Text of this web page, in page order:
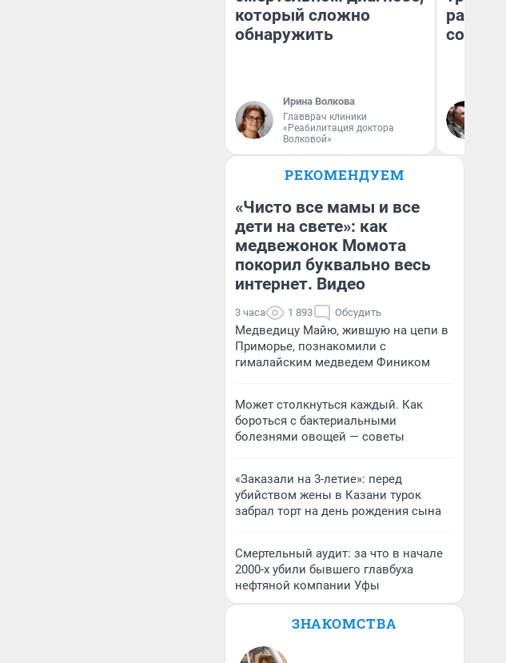
который сложно
обнаружить
Ирина Волкова
Главврач клиники
«Реабилитация доктора
Волковой»
РЕКОМЕНДУЕМ
«Чисто все мамы и все
дети на свете»: как
медвежонок Момота
покорил буквально весь
интернет. Видео
3 часа 1 893 Обсудить
Медведицу Майю, жившую на цепи в
Приморье, познакомили с
гималайским медведем Фиником
Может столкнуться каждый. Как
бороться с бактериальными
болезнями овощей — советы
«Заказали на 3-летие»: перед
убийством жены в Казани турок
забрал торт на день рождения сына
Смертельный аудит: за что в начале
2000-х убили бывшего главбуха
нефтяной компании Уфы
ЗНАКОМСТВА